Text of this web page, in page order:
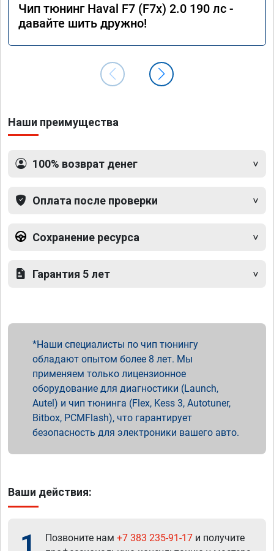
Чип тюнинг Haval F7 (F7x) 2.0 190 лс -
давайте шить дружно!
Наши преимущества
100% возврат денег
Оплата после проверки
Сохранение ресурса
Гарантия 5 лет
Наши специалисты по чип тюнингу
обладают опытом более 8 лет. Мы
применяем только лицензионное
оборудование для диагностики (Launch,
Autel) и чип тюнинга (Flex, Kess 3, Autotuner,
Bitbox, PCMFlash), что гарантирует
безопасность для электроники вашего авто.
Ваши действия:
1 Позвоните нам +7 383 235-91-17 и получите